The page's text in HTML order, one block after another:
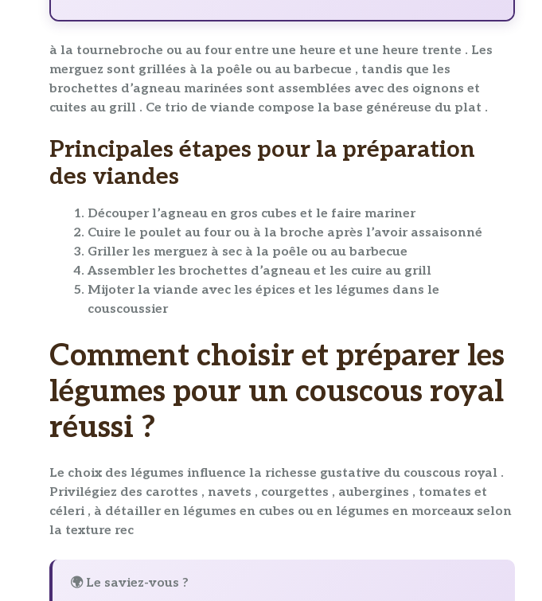
à la tournebroche ou au four entre une heure et une heure trente . Les
merguez sont grillées à la poêle ou au barbecue , tandis que les
brochettes d’agneau marinées sont assemblées avec des oignons et
cuites au grill . Ce trio de viande compose la base généreuse du plat .
Principales étapes pour la préparation
des viandes
Découper l’agneau en gros cubes et le faire mariner
Cuire le poulet au four ou à la broche après l’avoir assaisonné
Griller les merguez à sec à la poêle ou au barbecue
Assembler les brochettes d’agneau et les cuire au grill
Mijoter la viande avec les épices et les légumes dans le
couscoussier
Comment choisir et préparer les
légumes pour un couscous royal
réussi ?
Le choix des légumes influence la richesse gustative du couscous royal .
Privilégiez des carottes , navets , courgettes , aubergines , tomates et
céleri , à détailler en légumes en cubes ou en légumes en morceaux selon
la texture rec
🌍 Le saviez-vous ?